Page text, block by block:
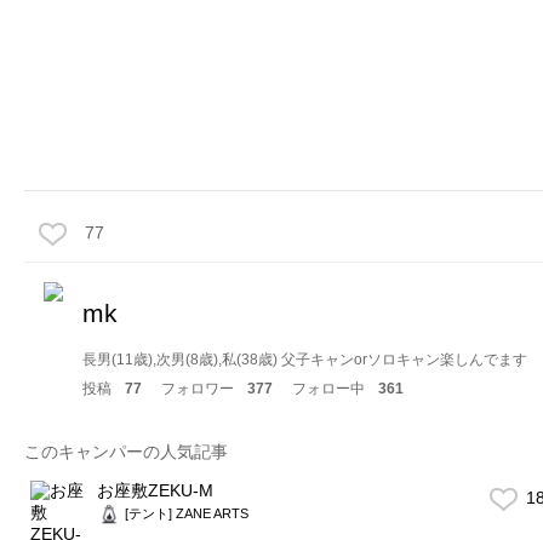
77
mk
長男(11歳),次男(8歳),私(38歳) 父子キャンorソロキャン楽しんでます
投稿
77 フォロワー 377 フォロー中 361
このキャンパーの人気記事
お座敷ZEKU-M
[テント] ZANE ARTS